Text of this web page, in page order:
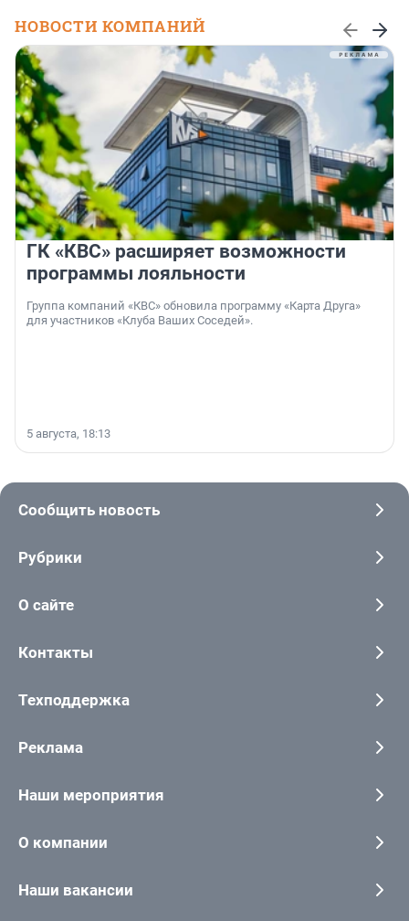
НОВОСТИ КОМПАНИЙ
ГК «КВС» расширяет возможности
программы лояльности
Группа компаний «КВС» обновила программу «Карта Друга»
для участников «Клуба Ваших Соседей».
5 августа, 18:13
Сообщить новость
Рубрики
О сайте
Контакты
Техподдержка
Реклама
Наши мероприятия
О компании
Наши вакансии